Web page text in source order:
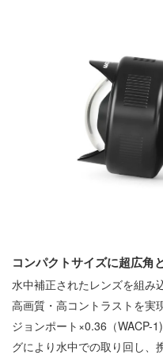
コンパクトサイズに超広角
水中補正されたレンズを組み
高画質・高コントラストを実
ジョンポート×0.36（WACP-
グにより水中での取り回し、